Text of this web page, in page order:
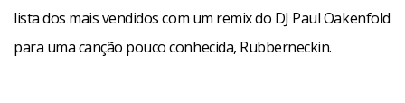
lista dos mais vendidos com um remix do DJ Paul Oakenfold
para uma canção pouco conhecida, Rubberneckin.